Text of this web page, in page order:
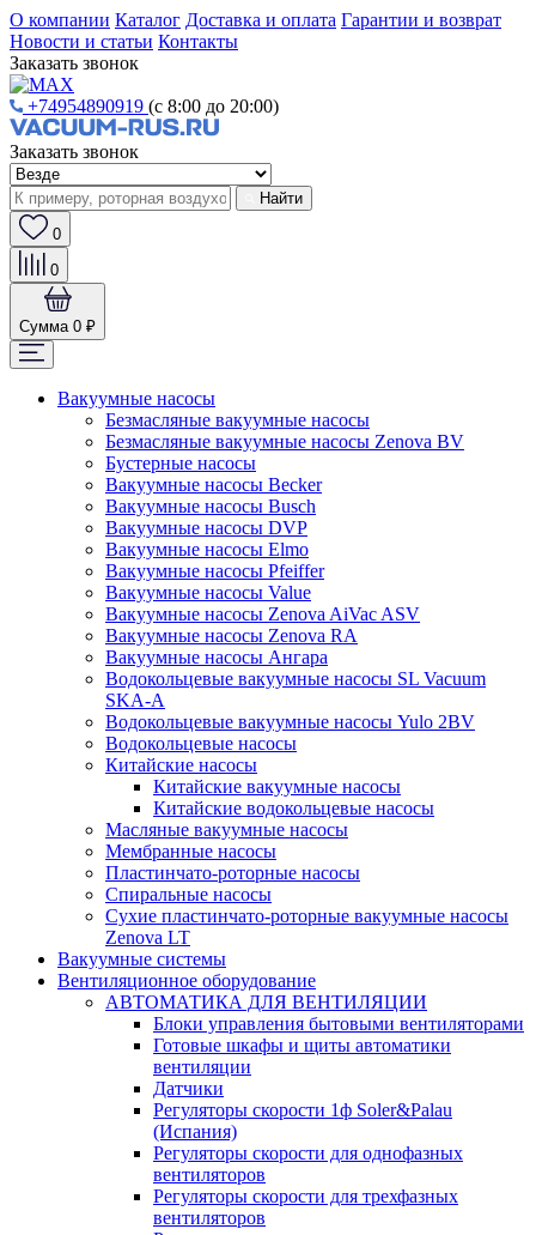
О компании Каталог Доставка и оплата Гарантии и возврат
Новости и статьи Контакты
Заказать звонок
+74954890919 (с 8:00 до 20:00)
Заказать звонок
Найти
0
0
Сумма 0 ₽
Вакуумные насосы
Безмасляные вакуумные насосы
Безмасляные вакуумные насосы Zenova BV
Бустерные насосы
Вакуумные насосы Becker
Вакуумные насосы Busch
Вакуумные насосы DVP
Вакуумные насосы Elmo
Вакуумные насосы Pfeiffer
Вакуумные насосы Value
Вакуумные насосы Zenova AiVac ASV
Вакуумные насосы Zenova RA
Вакуумные насосы Ангара
Водокольцевые вакуумные насосы SL Vacuum
SKA-A
Водокольцевые вакуумные насосы Yulo 2BV
Водокольцевые насосы
Китайские насосы
Китайские вакуумные насосы
Китайские водокольцевые насосы
Масляные вакуумные насосы
Мембранные насосы
Пластинчато-роторные насосы
Спиральные насосы
Сухие пластинчато-роторные вакуумные насосы
Zenova LT
Вакуумные системы
Вентиляционное оборудование
АВТОМАТИКА ДЛЯ ВЕНТИЛЯЦИИ
Блоки управления бытовыми вентиляторами
Готовые шкафы и щиты автоматики
вентиляции
Датчики
Регуляторы скорости 1ф Soler&Palau
(Испания)
Регуляторы скорости для однофазных
вентиляторов
Регуляторы скорости для трехфазных
вентиляторов